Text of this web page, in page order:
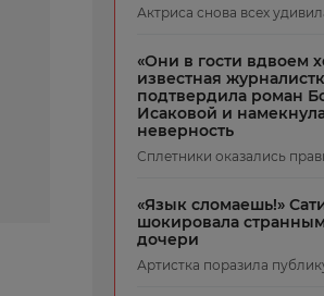
Актриса снова всех
«Они в гости вдвоем
известная
подтвердила роман
Исаковой и
неверность
Сплетники оказались
«Язык сломаешь!»
шокировала
дочери
Артистка поразила